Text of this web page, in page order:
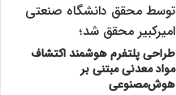
توسط محقق دانشگاه صنعتی
امیرکبیر محقق شد؛
طراحی پلتفرم هوشمند اکتشاف
مواد معدنی مبتنی بر
هوش‌مصنوعی